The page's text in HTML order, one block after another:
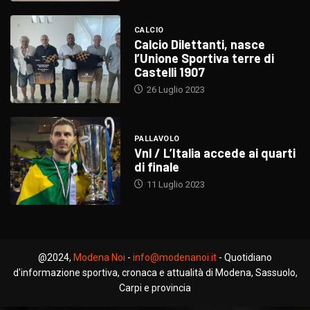
CALCIO
Calcio Dilettanti, nasce
l’Unione Sportiva terre di
Castelli 1907
26 Luglio 2023
PALLAVOLO
Vnl / L’Italia accede ai quarti
di finale
11 Luglio 2023
@2024, Modena Noi - info@modenanoi.it - Quotidiano
d'informazione sportiva, cronaca e attualità di Modena, Sassuolo,
Carpi e provincia